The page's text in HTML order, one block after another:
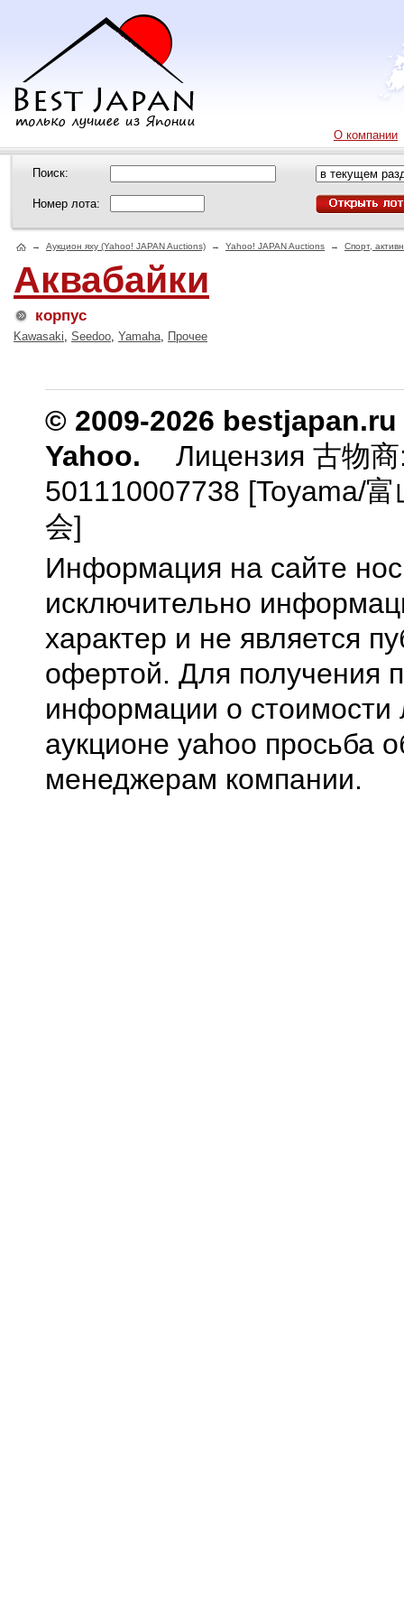
О компании
Поиск:
Номер лота:
→ Аукцион яху (Yahoo! JAPAN Auctions) → Yahoo! JAPAN Auctions → Спорт,
Аквабайки
корпус
Kawasaki, Seedoo, Yamaha, Прочее
© 2009-2026
Yahoo.
Лицензия 古物
501110007738 [Toyama/
会]
Информация на сайте
исключительно
характер и не является
офертой. Для получения
информации о стоимости
аукционе yahoo просьба
менеджерам компании.